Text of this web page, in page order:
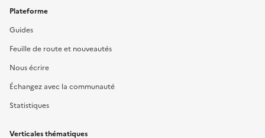
Plateforme
Guides
Feuille de route et nouveautés
Nous écrire
Échangez avec la communauté
Statistiques
Verticales thématiques